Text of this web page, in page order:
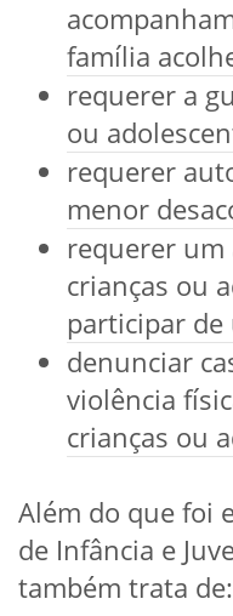
família
requerer a
ou
requerer
menor
requerer um
crianças ou
participar de
denunciar
violência
crianças ou
Além do que foi
de Infância e
também trata de: